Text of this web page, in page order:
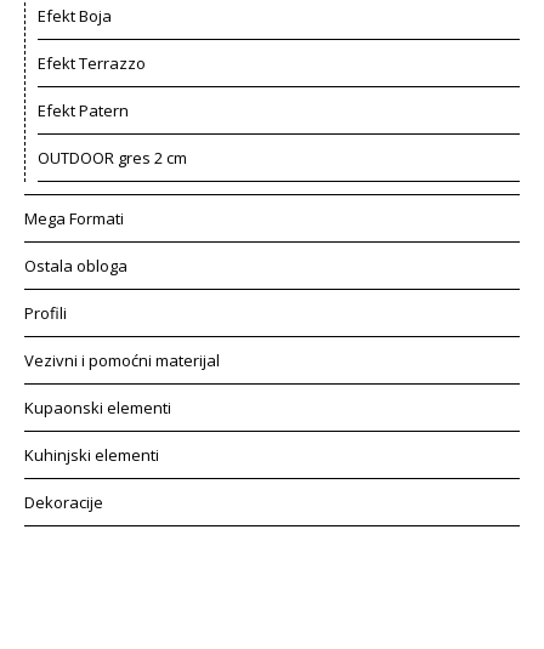
Efekt Boja
Efekt Terrazzo
Efekt Patern
OUTDOOR gres 2 cm
Mega Formati
Ostala obloga
Profili
Vezivni i pomoćni materijal
Kupaonski elementi
Kuhinjski elementi
Dekoracije